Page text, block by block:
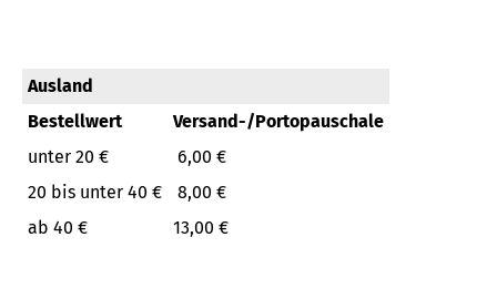
Ausland
Bestellwert
Versand-/Portopauschale
unter 20 €
6,00 €
20 bis unter 40 €
8,00 €
ab 40 €
13,00 €